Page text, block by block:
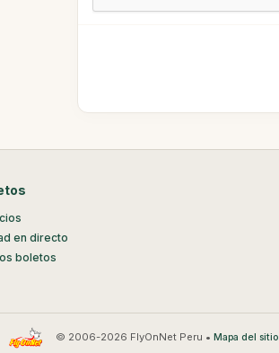
en directo
boletos
© 2006-2026 FlyOnNet Peru •Mapa del sitio